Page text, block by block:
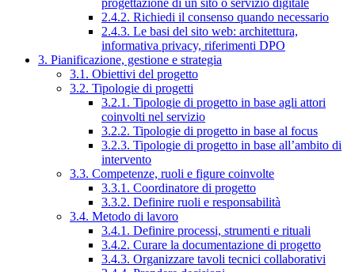
progettazione di un sito o servizio digitale
2.4.2. Richiedi il consenso quando necessario
2.4.3. Le basi del sito web: architettura,
informativa privacy, riferimenti DPO
3. Pianificazione, gestione e strategia
3.1. Obiettivi del progetto
3.2. Tipologie di progetti
3.2.1. Tipologie di progetto in base agli attori
coinvolti nel servizio
3.2.2. Tipologie di progetto in base al focus
3.2.3. Tipologie di progetto in base all’ambito di
intervento
3.3. Competenze, ruoli e figure coinvolte
3.3.1. Coordinatore di progetto
3.3.2. Definire ruoli e responsabilità
3.4. Metodo di lavoro
3.4.1. Definire processi, strumenti e rituali
3.4.2. Curare la documentazione di progetto
3.4.3. Organizzare tavoli tecnici collaborativi